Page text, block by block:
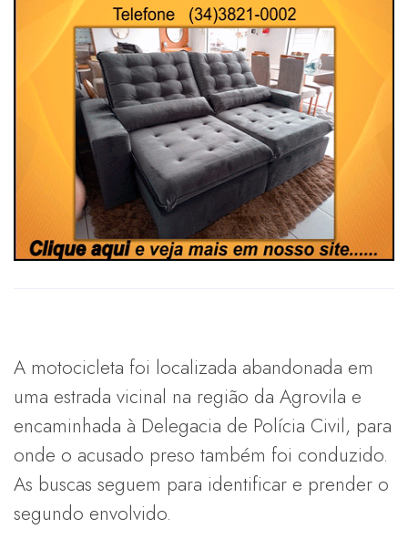
A motocicleta foi localizada abandonada em
uma estrada vicinal na região da Agrovila e
encaminhada à Delegacia de Polícia Civil, para
onde o acusado preso também foi conduzido.
As buscas seguem para identificar e prender o
segundo envolvido.